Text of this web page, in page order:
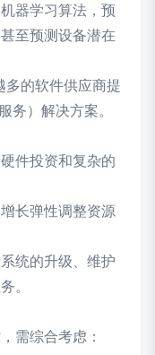
器学习算法，预
至预测设备潜在
多的软件供应商提
务）解决方案。
硬件投资和复杂的
长弹性调整资源
统的升级、维护
。
需综合考虑：